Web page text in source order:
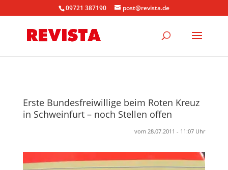
09721 387190 post@revista.de
Erste Bundesfreiwillige beim Roten Kreuz
in Schweinfurt – noch Stellen offen
vom 28.07.2011 - 11:07 Uhr